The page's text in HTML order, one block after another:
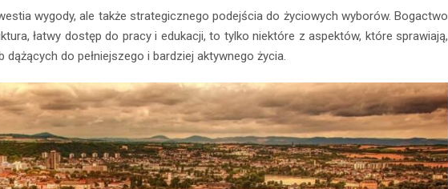
wygody, ale także strategicznego podejścia do życiowych wyborów. Bogactwo
łatwy dostęp do pracy i edukacji, to tylko niektóre z aspektów, które sprawiają,
do pełniejszego i bardziej aktywnego życia.